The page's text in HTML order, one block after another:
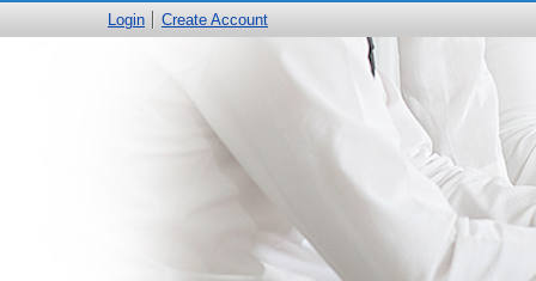
Login Create Account